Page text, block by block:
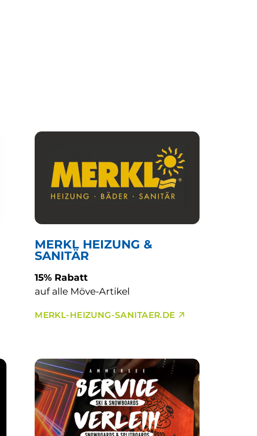
MERKL HEIZUNG &
SANITÄR
15% Rabatt
auf alle Möve-Artikel
MERKL-HEIZUNG-SANITAER.DE